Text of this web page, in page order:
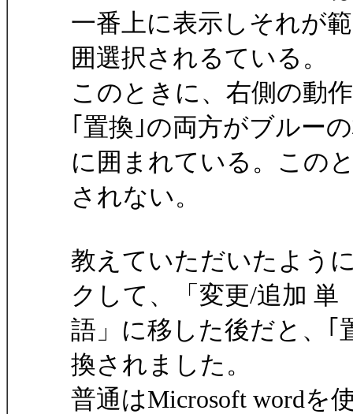
一番上に表示しそれが範
囲選択されるている。
このときに、右側の動
｢置換｣の両方がブルー
に囲まれている。この
されない。
教えていただいたよう
クして、「変更/追加 単
語」に移した後だと、｢
換されました。
普通はMicrosoft wordを